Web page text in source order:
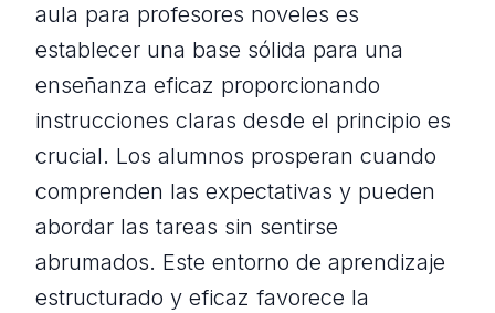
aula para profesores noveles es
establecer una base sólida para una
enseñanza eficaz proporcionando
instrucciones claras desde el principio es
crucial. Los alumnos prosperan cuando
comprenden las expectativas y pueden
abordar las tareas sin sentirse
abrumados. Este entorno de aprendizaje
estructurado y eficaz favorece la